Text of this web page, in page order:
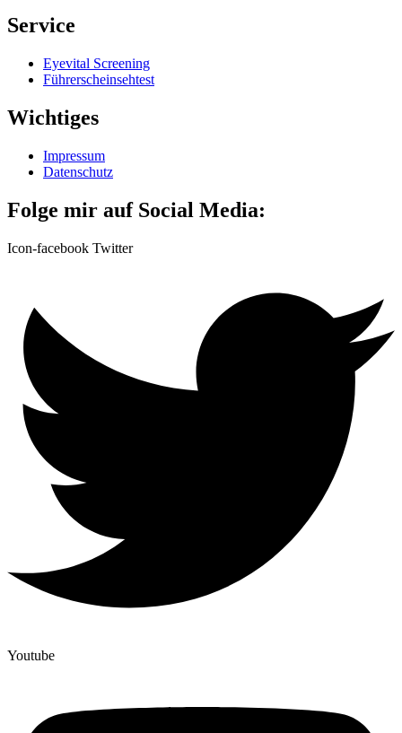
Service
Eyevital Screening
Führerscheinsehtest
Wichtiges
Impressum
Datenschutz
Folge mir auf Social Media:
Icon-facebook Twitter
Youtube